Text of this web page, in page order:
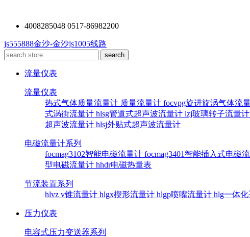
4008285048 0517-86982200
js555888金沙-金沙js1005线路
流量仪表
流量仪表
热式气体质量流量计 质量流量计 focvpg旋进旋涡气体流
式涡街流量计 hlsg管道式超声波流量计 lzj玻璃转子流量计
超声波流量计 hlsj外贴式超声波流量计
电磁流量计系列
focmag3102智能电磁流量计 focmag3401智能插入式电磁
型电磁流量计 hhdr电磁热量表
节流装置系列
hlvz v锥流量计 hlgx楔形流量计 hlgp喷嘴流量计 hlg一体
压力仪表
电容式压力变送器系列